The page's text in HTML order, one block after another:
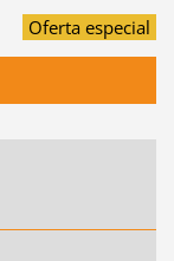
Oferta especial